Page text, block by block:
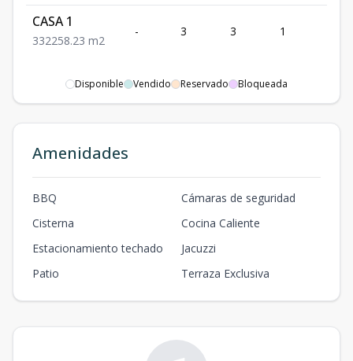
CASA 1
332258.23 m2
- 3 3 1
Disponible Vendido Reservado Bloqueada
Amenidades
BBQ
Cámaras de seguridad
Cisterna
Cocina Caliente
Estacionamiento techado
Jacuzzi
Patio
Terraza Exclusiva